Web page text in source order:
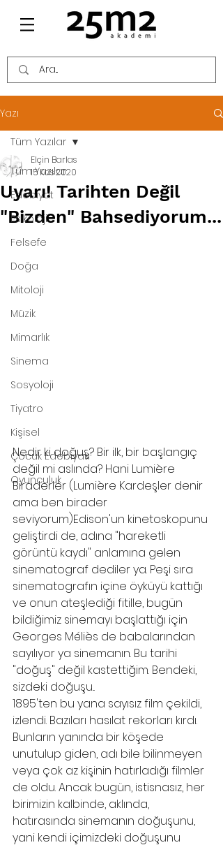
Yazı
Tüm Yazılar
Edebiyat
Psikoloji
Felsefe
Doğa
Mitoloji
Müzik
Mimarlık
Sinema
Sosyoloji
Tiyatro
Kişisel
Çocuk Edebiyatı
Oyunculuk
Tüm Yazılar
Uyarı! Tarihten Değil
"Bizden" Bahsediyorum...
Elçin Barlas
15 Kas 2020
Nedir ki doğuş? Bir ilk, bir başlangıç
değil mi aslında? Hani Lumière
Biraderler (Lumière Kardeşler denir
ama ben birader
seviyorum)Edison'un kinetoskopunu
geliştirdi de, adına "hareketli
görüntü kaydı" anlamına gelen
sinematograf dediler ya. Peşi sıra
sinematografın içine öyküyü kattığı
ve onun ateşlediği fitille, bugün
bildiğimiz sinemayı başlattığı için
Georges Méliès de babalarından
sayılıyor ya sinemanın. Bu tarihi
"doğuş" değil kastettiğim. Bendeki,
sizdeki doğuşu...
1895'ten bu yana sayısız film çekildi,
izlendi. Bazıları hasılat rekorları kırdı.
Bunların yanında bir köşede
unutulup giden, adı bile bilinmeyen
veya çok az kişinin hatırladığı filmler
de oldu. Ancak bugün, istisnasız, her
birimizin kalbinde, aklında,
hatırasında sinemanın doğuşunu,
yani kendi içimizdeki doğuşunu